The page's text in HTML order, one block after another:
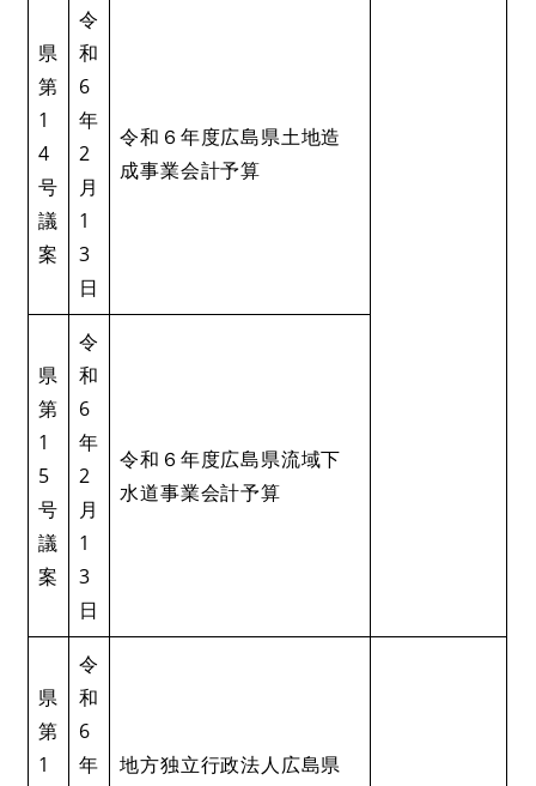
県
第
1
4
号
議
案
令
和
6
年
2
月
1
3
日
令和６年度広島県土地造
成事業会計予算
県
第
1
5
号
議
案
令
和
6
年
2
月
1
3
日
令和６年度広島県流域下
水道事業会計予算
県
第
1
令
和
6
年
地方独立行政法人広島県